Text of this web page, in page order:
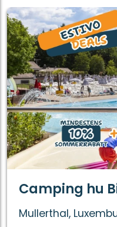
Camping hu
Mullerthal,